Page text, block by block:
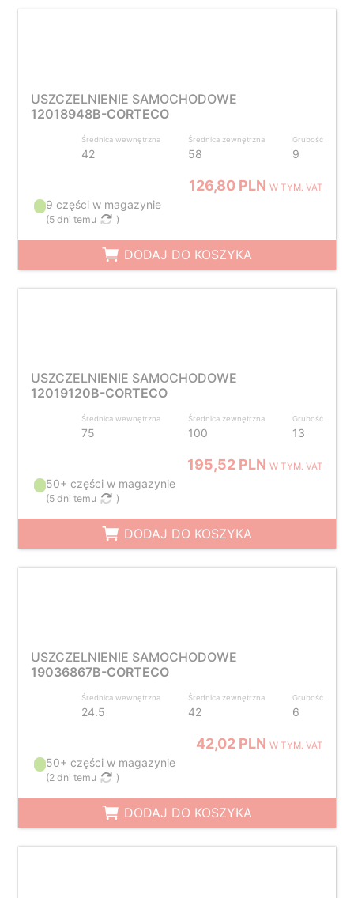
USZCZELNIENIE SAMOCHODOWE
12018948B-CORTECO
Średnica wewnętrzna
42
Średnica zewnętrzna
58
Grubość
9
126,80 PLNW TYM. VAT
9 części w magazynie
(5 dni temu )
DODAJ DO KOSZYKA
USZCZELNIENIE SAMOCHODOWE
12019120B-CORTECO
Średnica wewnętrzna
75
Średnica zewnętrzna
100
Grubość
13
195,52 PLNW TYM. VAT
50+ części w magazynie
(5 dni temu )
DODAJ DO KOSZYKA
USZCZELNIENIE SAMOCHODOWE
19036867B-CORTECO
Średnica wewnętrzna
24.5
Średnica zewnętrzna
42
Grubość
6
42,02 PLNW TYM. VAT
50+ części w magazynie
(2 dni temu )
DODAJ DO KOSZYKA